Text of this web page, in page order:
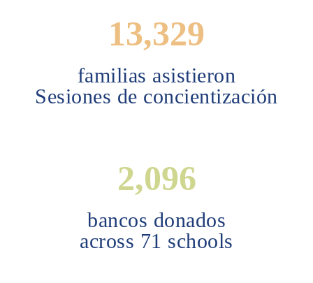
18,404
familias asistieron
Sesiones de concientización
2,894
bancos donados
across 71 schools